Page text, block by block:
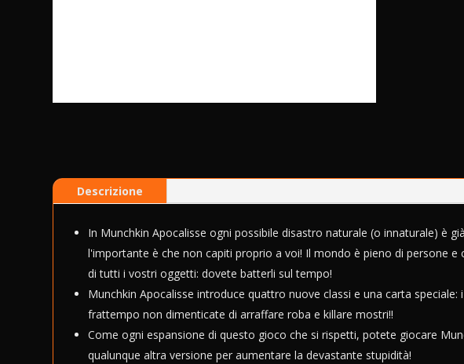
Descrizione
In Munchkin Apocalisse ogni possibile disastro naturale (o innaturale) è
l'importante è che non capiti proprio a voi! Il mondo è pieno di persone e
di tutti i vostri oggetti: dovete batterli sul tempo!
Munchkin Apocalisse introduce quattro nuove classi e una carta
frattempo non dimenticate di arraffare roba e killare mostri!!
Come ogni espansione di questo gioco che si rispetti, potete giocare
qualunque altra versione per aumentare la devastante stupidità!